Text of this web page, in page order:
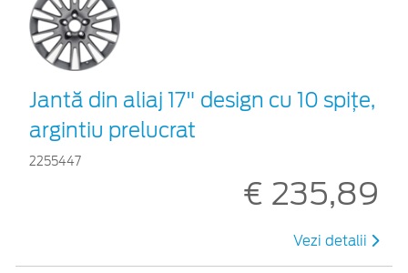
Jantă din aliaj 17" design cu 10 spiţe,
argintiu prelucrat
2255447
€ 235,89
Vezi detalii